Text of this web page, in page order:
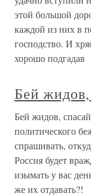
этой большой
каждой из них в
господство. И
хорошо подгадав
Бей жидов,
Бей жидов,
политического
спрашивать,
Россия будет
изымать у вас
же их отдавать?!